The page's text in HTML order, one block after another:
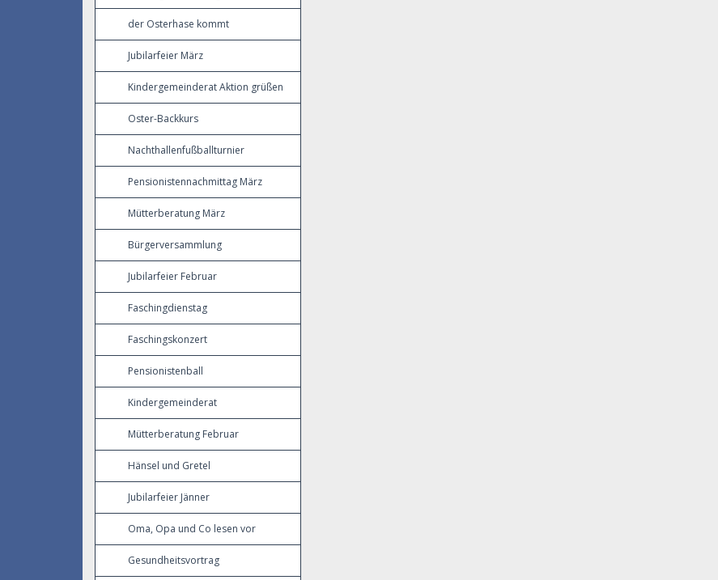
der Osterhase kommt
Jubilarfeier März
Kindergemeinderat Aktion grüßen
Oster-Backkurs
Nachthallenfußballturnier
Pensionistennachmittag März
Mütterberatung März
Bürgerversammlung
Jubilarfeier Februar
Faschingdienstag
Faschingskonzert
Pensionistenball
Kindergemeinderat
Mütterberatung Februar
Hänsel und Gretel
Jubilarfeier Jänner
Oma, Opa und Co lesen vor
Gesundheitsvortrag